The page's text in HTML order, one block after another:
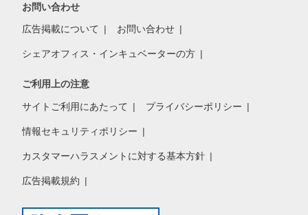
お問い合わせ
広告掲載について お問い合わせ
シェアオフィス・インキュベーターの方
ご利用上の注意
サイトご利用にあたって プライバシーポリシー
情報セキュリティポリシー
カスタマーハラスメントに対する基本方針
広告掲載規約